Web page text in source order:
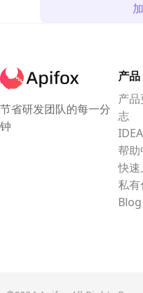
节省研发团队的每一分
钟
产品
产品
志
帮
快
私有
Blog